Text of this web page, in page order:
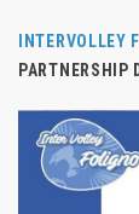
INTERVOLLEY
PARTNERSHIP